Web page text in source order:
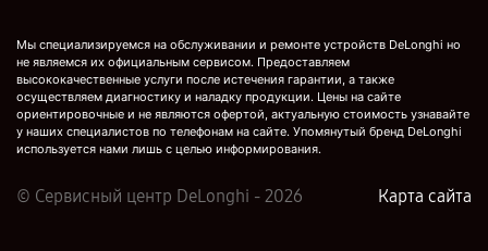
Мы специализируемся на обслуживании и ремонте устройств DeLonghi но
не являемся их официальным сервисом. Предоставляем
высококачественные услуги после истечения гарантии, а также
осуществляем диагностику и наладку продукции. Цены на сайте
ориентировочные и не являются офертой, актуальную стоимость узнавайте
у наших специалистов по телефонам на сайте. Упомянутый бренд DeLonghi
используется нами лишь с целью информирования.
© Сервисный центр DeLonghi - 2026 Карта сайта